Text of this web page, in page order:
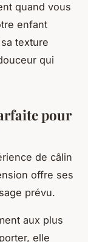
quand vous
enfant
texture
qui
pour
de câlin
offre ses
prévu.
aux plus
elle